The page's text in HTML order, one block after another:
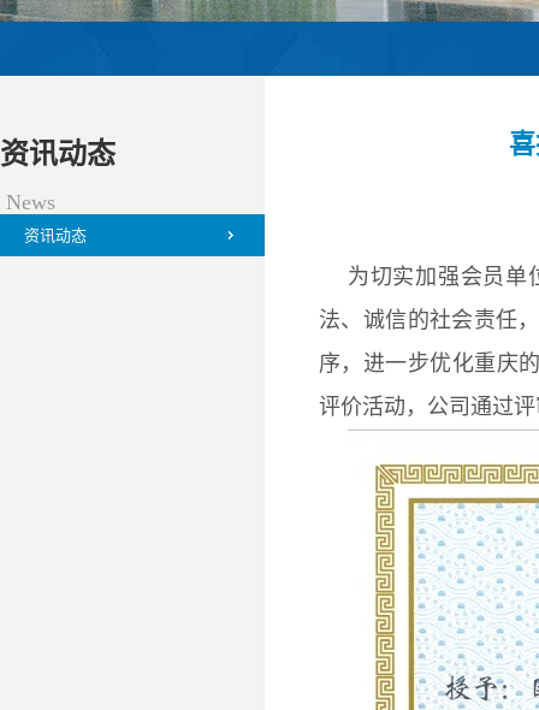
资讯动态
News
资讯动态
为切实加强会员单
法、诚信的社会责任
序，进一步优化重庆
评价活动，公司通过